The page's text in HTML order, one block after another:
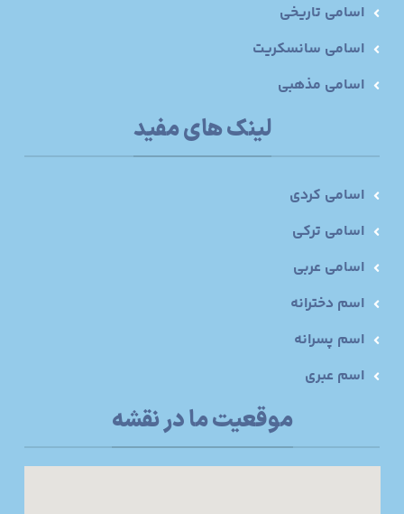
اسامی تاریخی
اسامی سانسکریت
اسامی مذهبی
لینک های مفید
اسامی کردی
اسامی ترکی
اسامی عربی
اسم دخترانه
اسم پسرانه
اسم عبری
موقعیت ما در نقشه